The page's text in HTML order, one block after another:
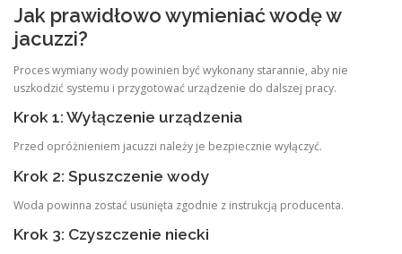
Jak prawidłowo wymieniać wodę w
jacuzzi?
Proces wymiany wody powinien być wykonany starannie, aby nie
uszkodzić systemu i przygotować urządzenie do dalszej pracy.
Krok 1: Wyłączenie urządzenia
Przed opróżnieniem jacuzzi należy je bezpiecznie wyłączyć.
Krok 2: Spuszczenie wody
Woda powinna zostać usunięta zgodnie z instrukcją producenta.
Krok 3: Czyszczenie niecki